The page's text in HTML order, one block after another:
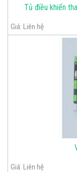
Tủ điều khiển
Giá: Liên hệ
Giá: Liên hệ